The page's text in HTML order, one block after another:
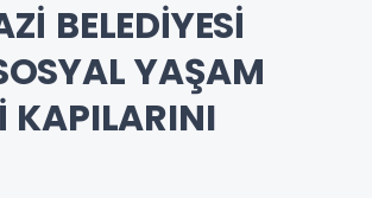
BELEDİYESİ
YAŞAM
KAPILARINI